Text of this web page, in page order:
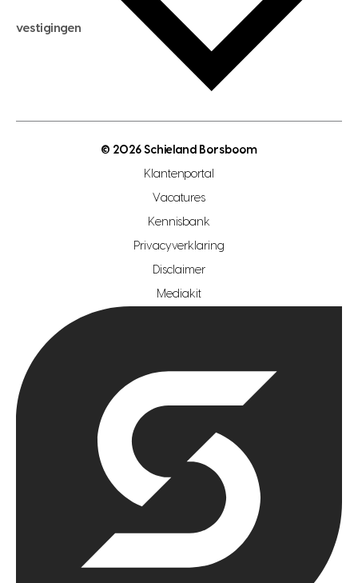
hypotheekadvies
maximale hypotheek berekenen
hypotheek bespaarcheck
gratis zoekprofiel aanmaken
open woningwaarde dag
vestigingen
makelaar regio zoetermeer
hypotheekshop regio den haag
hypotheekshop regio rotterdam
© 2026 Schieland Borsboom
Klantenportal
Vacatures
Kennisbank
Privacyverklaring
Disclaimer
Mediakit